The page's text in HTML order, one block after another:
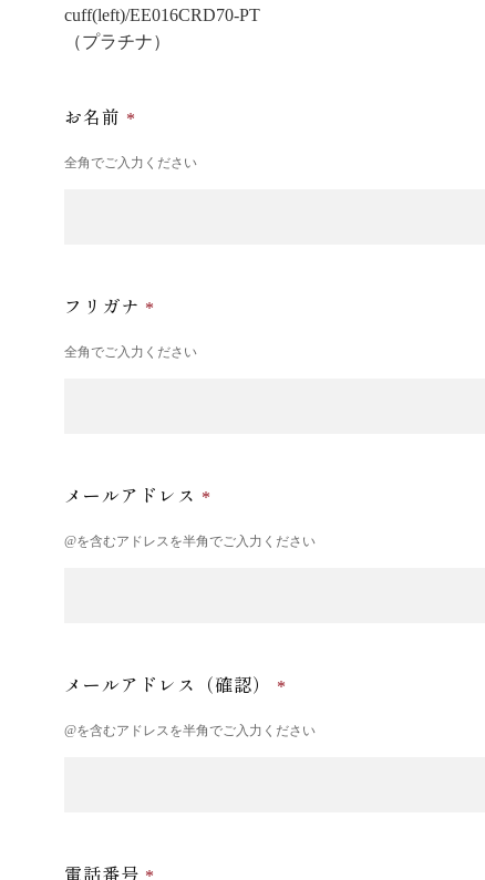
cuff(left)/EE016CRD70-PT
（プラチナ）
お名前
全角でご入力ください
フリガナ
全角でご入力ください
メールアドレス
@を含むアドレスを半角でご入力ください
メールアドレス（確認）
@を含むアドレスを半角でご入力ください
電話番号